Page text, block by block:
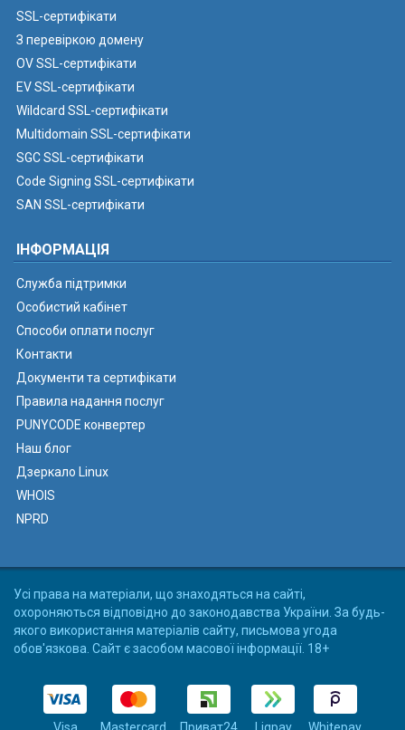
SSL-сертифікати
З перевіркою домену
OV SSL-сертифікати
EV SSL-сертифікати
Wildcard SSL-сертифікати
Multidomain SSL-сертифікати
SGC SSL-сертифікати
Code Signing SSL-сертифікати
SAN SSL-сертифікати
ІНФОРМАЦІЯ
Служба підтримки
Особистий кабінет
Способи оплати послуг
Контакти
Документи та сертифікати
Правила надання послуг
PUNYCODE конвертер
Наш блог
Дзеркало Linux
WHOIS
NPRD
Усі права на матеріали, що знаходяться на сайті,
охороняються відповідно до законодавства України. За будь-
якого використання матеріалів сайту, письмова угода
обов'язкова. Сайт є засобом масової інформації. 18+